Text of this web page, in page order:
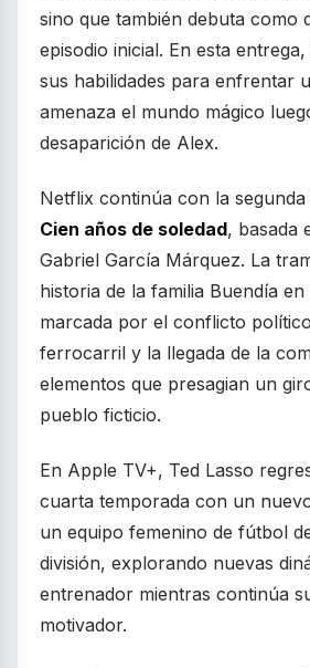
sino que también debuta como
episodio inicial. En esta
sus habilidades para enfrentar
amenaza el mundo mágico
desaparición de Alex.
Netflix continúa con la
Cien años de soledad, basada
Gabriel García Márquez. La
historia de la familia Buendía
marcada por el conflicto
ferrocarril y la llegada de la
elementos que presagian un
pueblo ficticio.
En Apple TV+, Ted Lasso
cuarta temporada con un
un equipo femenino de fútbol
división, explorando nuevas
entrenador mientras continúa
motivador.